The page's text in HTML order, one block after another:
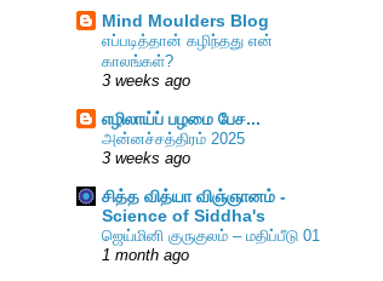
Mind Moulders Blog
எப்படித்தான் கழிந்தது என்
காலங்கள்?
3 weeks ago
எழிலாய்ப் பழமை பேச...
அன்னச்சத்திரம் 2025
3 weeks ago
சித்த வித்யா விஞ்ஞானம் -
Science of Siddha's
ஜெய்மினி குருகுலம் – மதிப்பீடு 01
1 month ago